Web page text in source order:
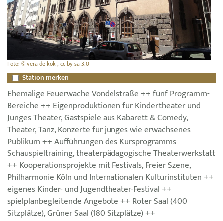
Foto: © vera de kok , cc by-sa 3.0
Station merken
Ehemalige Feuerwache Vondelstraße ++ fünf Programm-
Bereiche ++ Eigenproduktionen für Kindertheater und
Junges Theater, Gastspiele aus Kabarett & Comedy,
Theater, Tanz, Konzerte für junges wie erwachsenes
Publikum ++ Aufführungen des Kursprogramms
Schauspieltraining, theaterpädagogische Theaterwerkstatt
++ Kooperationsprojekte mit Festivals, Freier Szene,
Philharmonie Köln und Internationalen Kulturinstituten ++
eigenes Kinder- und Jugendtheater-Festival ++
spielplanbegleitende Angebote ++ Roter Saal (400
Sitzplätze), Grüner Saal (180 Sitzplätze) ++